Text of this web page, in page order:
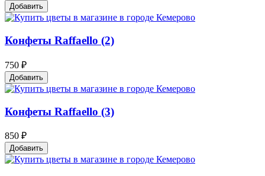
Добавить
Конфеты Raffaello (2)
750 ₽
Добавить
Конфеты Raffaello (3)
850 ₽
Добавить